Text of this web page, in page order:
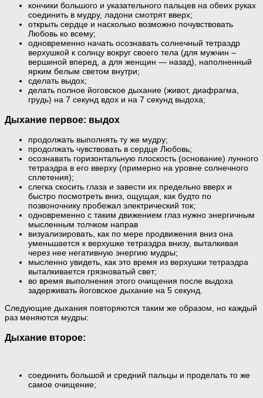
кончики большого и указательного пальцев на обеих руках
соединить в мудру, ладони смотрят вверх;
открыть сердце и насколько возможно почувствовать
Любовь ко всему;
одновременно начать осознавать солнечный тетраэдр
верхушкой к солнцу вокруг своего тела (для мужчин –
вершиной вперед, а для женщин — назад), наполненный
ярким белым светом внутри;
сделать выдох;
делать полное йоговское дыхание (живот, диафрагма,
грудь) на 7 секунд вдох и на 7 секунд выдоха;
Дыхание первое: выдох
продолжать выполнять ту же мудру;
продолжать чувствовать в сердце Любовь;
осознавать горизонтальную плоскость (основание) лунного
тетраэдра в его вверху (примерно на уровне солнечного
сплетения);
слегка скосить глаза и завести их предельно вверх и
быстро посмотреть вниз, ощущая, как будто по
позвоночнику пробежал электрический ток;
одновременно с таким движением глаз нужно энергичным
мысленным толчком направ
визуализировать, как по мере продвижения вниз она
уменьшается к верхушке тетраэдра внизу, выталкивая
через нее негативную энергию мудры;
мысленно увидеть, как это время из верхушки тетраэдра
выталкивается грязноватый свет;
во время выполнения этого очищения после выдоха
задерживать йоговское дыхание на 5 секунд.
Следующие дыхания повторяются таким же образом, но каждый
раз меняются мудры:
Дыхание второе:
соединить большой и средний пальцы и проделать то же
самое очищение;